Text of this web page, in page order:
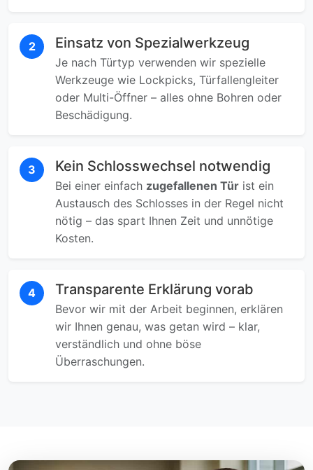
2 Einsatz von Spezialwerkzeug
Je nach Türtyp verwenden wir spezielle
Werkzeuge wie Lockpicks, Türfallengleiter
oder Multi-Öffner – alles ohne Bohren oder
Beschädigung.
3 Kein Schlosswechsel notwendig
Bei einer einfach zugefallenen Tür ist ein
Austausch des Schlosses in der Regel nicht
nötig – das spart Ihnen Zeit und unnötige
Kosten.
4 Transparente Erklärung vorab
Bevor wir mit der Arbeit beginnen, erklären
wir Ihnen genau, was getan wird – klar,
verständlich und ohne böse
Überraschungen.